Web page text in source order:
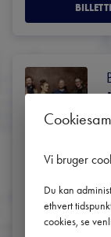
18:30
Vi bruger
Du kan
ethvert
cookies, se